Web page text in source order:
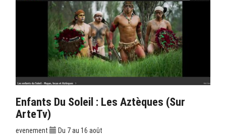
Enfants Du Soleil : Les Aztèques (sur
ArteTv)
evenement
Du 7 au 16 août